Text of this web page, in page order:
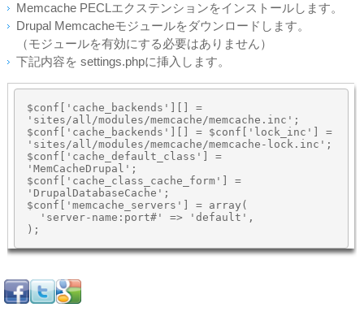
Memcache PECLエクステンションをインストールします。
Drupal Memcacheモジュールをダウンロードします。
（モジュールを有効にする必要はありません）
下記内容を settings.phpに挿入します。
$conf['cache_backends'][] =
'sites/all/modules/memcache/memcache.inc';
$conf['cache_backends'][] = $conf['lock_inc'] =
'sites/all/modules/memcache/memcache-lock.inc';
$conf['cache_default_class'] =
'MemCacheDrupal';
$conf['cache_class_cache_form'] =
'DrupalDatabaseCache';
$conf['memcache_servers'] = array(